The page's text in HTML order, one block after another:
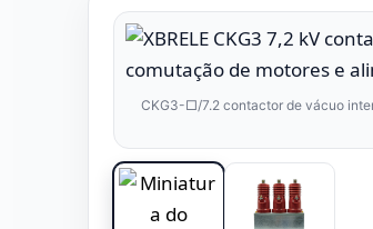
CKG3-□/7.2 contactor de vácuo